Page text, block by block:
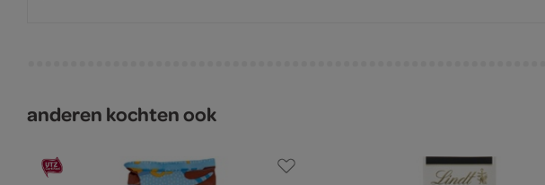
anderen kochten ook